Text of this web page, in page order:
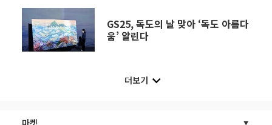
GS25, 독도의 날 맞아 ‘독도 아름다
움’ 알린다
더보기
마켓